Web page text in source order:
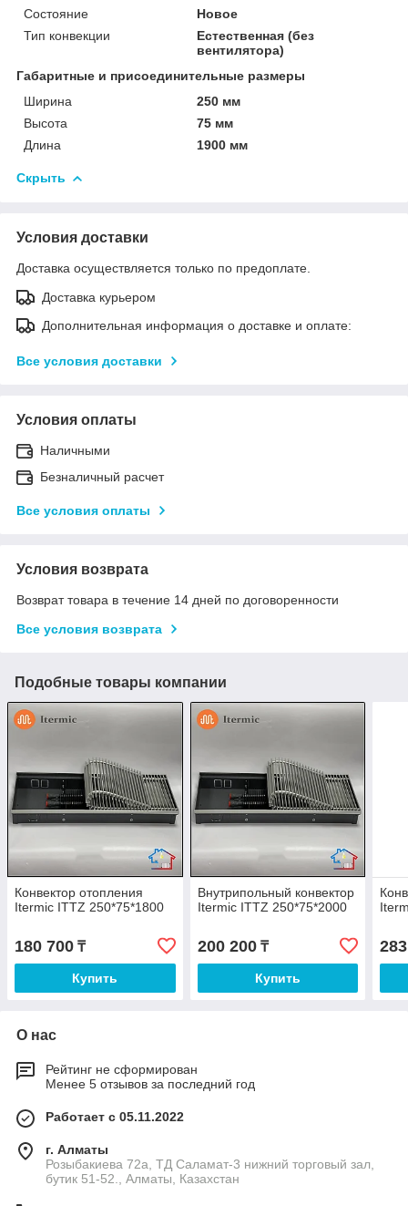
Состояние
Новое
Тип конвекции
Естественная (без
вентилятора)
Габаритные и присоединительные размеры
Ширина
250 мм
Высота
75 мм
Длина
1900 мм
Скрыть
Условия доставки
Доставка осуществляется только по предоплате.
Доставка курьером
Дополнительная информация о доставке и оплате:
Все условия доставки
Условия оплаты
Наличными
Безналичный расчет
Все условия оплаты
Условия возврата
Возврат товара в течение 14 дней по договоренности
Все условия возврата
Подобные товары компании
Конвектор отопления
Itermic ITTZ 250*75*1800
180 700 ₸
Купить
Внутрипольный конвектор
Itermic ITTZ 250*75*2000
200 200₸
Купить
О нас
Рейтинг не сформирован
Менее 5 отзывов за последний год
Работает с 05.11.2022
г. Алматы
Розыбакиева 72а, ТД Саламат-3 нижний торговый зал,
бутик 51-52., Алматы, Казахстан